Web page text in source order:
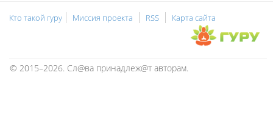
Кто такой гуру Миссия проекта RSS Карта сайта
© 2015–2026. Сл@ва принадлеж@т авторам.